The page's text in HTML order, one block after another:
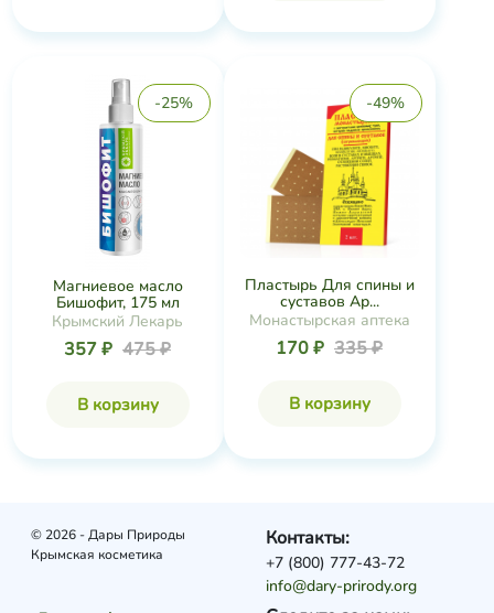
-25%
Магниевое масло
Бишофит, 175 мл
Крымский Лекарь
357 ₽ 475 ₽
В корзину
-49%
Пластырь Для спины и
суставов Ар...
Монастырская аптека
170 ₽ 335 ₽
В корзину
© 2026 - Дары Природы
Крымская косметика
Контакты:
+7 (800) 777-43-72
info@dary-prirody.org